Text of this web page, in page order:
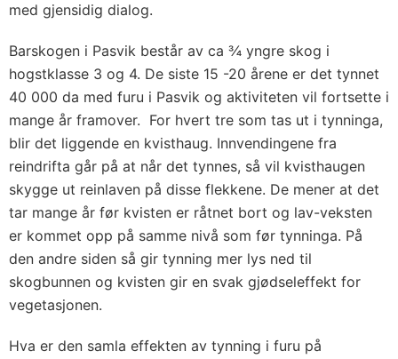
med gjensidig dialog.
Barskogen i Pasvik består av ca ¾ yngre skog i
hogstklasse 3 og 4. De siste 15 -20 årene er det tynnet
40 000 da med furu i Pasvik og aktiviteten vil fortsette i
mange år framover. For hvert tre som tas ut i tynninga,
blir det liggende en kvisthaug. Innvendingene fra
reindrifta går på at når det tynnes, så vil kvisthaugen
skygge ut reinlaven på disse flekkene. De mener at det
tar mange år før kvisten er råtnet bort og lav-veksten
er kommet opp på samme nivå som før tynninga. På
den andre siden så gir tynning mer lys ned til
skogbunnen og kvisten gir en svak gjødseleffekt for
vegetasjonen.
Hva er den samla effekten av tynning i furu på